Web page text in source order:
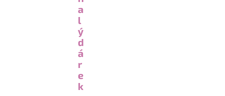
a
l
ý
d
á
r
e
k